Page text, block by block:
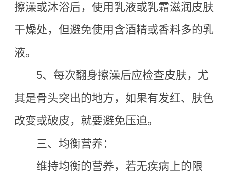
擦澡或沐浴后，使用乳液或乳霜滋润皮肤
干燥处，但避免使用含酒精或香料多的乳
液。
5、每次翻身擦澡后应检查皮肤，尤
其是骨头突出的地方，如果有发红、肤色
改变或破皮，就要避免压迫。
三、均衡营养：
维持均衡的营养，若无疾病上的限